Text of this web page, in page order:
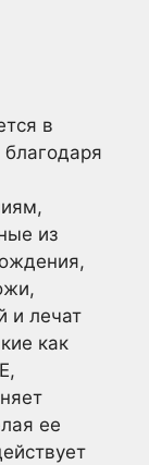
в
из
и лечат
как
ее